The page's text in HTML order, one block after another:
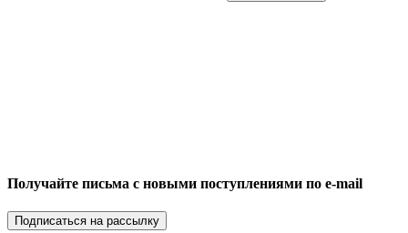
Получайте письма с новыми поступлениями по e-mail
Подписаться на рассылку